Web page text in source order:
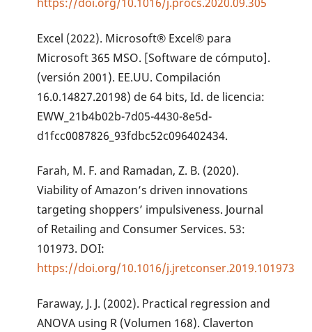
Excel (2022). Microsoft® Excel® para
Microsoft 365 MSO. [Software de cómputo].
(versión 2001). EE.UU. Compilación
16.0.14827.20198) de 64 bits, Id. de licencia:
EWW_21b4b02b-7d05-4430-8e5d-
d1fcc0087826_93fdbc52c096402434.
Farah, M. F. and Ramadan, Z. B. (2020).
Viability of Amazon’s driven innovations
targeting shoppers’ impulsiveness. Journal
of Retailing and Consumer Services. 53:
101973. DOI:
https://doi.org/10.1016/j.jretconser.2019.101973
Faraway, J. J. (2002). Practical regression and
ANOVA using R (Volumen 168). Claverton